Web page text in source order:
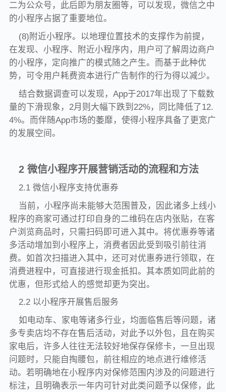
二为公众号，此后即为朋友圈等，可以发现，微信之中
的小程序占据了重要地位。
(8)附近小程序。以地理位置技术的支撑作为前提，
在发现、小程序、附近小程序内，用户可了解周边商户
的小程序，定向推广的模式随之产生。而基于此种优
势，可令用户耗费资本进行广告制作的行为得以减少。
结合数据调查可以发现，App于2017年出现了下载数
量的下滑现象，2月则大幅下跌到22%，同比降低了12.
4%。而伴随App市场的萎靡，使得小程序具备了更宽广
的发展空间。
2 微信小程序开展营销活动的流程和方法
2.1 微信小程序支持优惠券
当前，小程序尚未能够大范围普及，因此诸多上线小
程序的商家可通过打印自身的二维码在店内张贴，在客
户浏览商品时，只需扫码即可进入其中。将优惠券等诸
多活动增加到小程序上，消费者因此受到吸引前往消
费。如首次扫描进入其中，还可对优惠券进行领取，在
消费进程中，可直接进行现金抵扣。其本质如同此前的
优惠，但形式给人的感觉却更为突出。
2.2 以小程序开展售后服务
如电动车、家电等诸多行业，均面临售后等问题，诸
多专卖店均不存在售后活动，对此予以外包，且在购买
家电后，许多人往往无法较好地保存保修卡，一旦出现
问题时，只能自掏腰包，前往相应的地点进行维修活
动。若明确地在小程序内对保修范围内涉及的问题进行
标注，且明确表示一年内可针对此类问题予以保修，此